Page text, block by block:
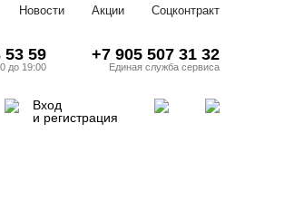
Новости Акции Соцконтракт
53 59
до 19:00
+7 905 507 31 32
Единая служба сервиса
Вход
и регистрация